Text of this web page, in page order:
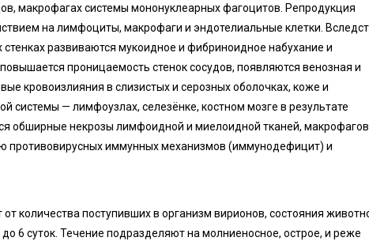
макрофагах системы мононуклеарных фагоцитов. Репродукция
на лимфоциты, макрофаги и эндотелиальные клетки.
развиваются мукоидное и фибриноидное набухание и
проницаемость стенок сосудов, появляются венозная и
кровоизлияния в слизистых и серозных оболочках, коже и
системы — лимфоузлах, селезёнке, костном мозге в результате
обширные некрозы лимфоидной и миелоидной тканей,
противовирусных иммунных механизмов (иммунодефицит) и
количества поступивших в организм вирионов, состояния
6 суток. Течение подразделяют на молниеносное, острое, и реже